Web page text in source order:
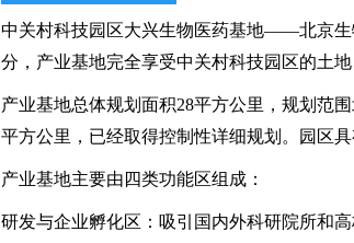
中关村科技园区大兴生物医药基地——北京生
分，产业基地完全享受中关村科技园区的土地
产业基地总体规划面积28平方公里，规划范
平方公里，已经取得控制性详细规划。园区
产业基地主要由四类功能区组成：
研发与企业孵化区：吸引国内外科研院所和